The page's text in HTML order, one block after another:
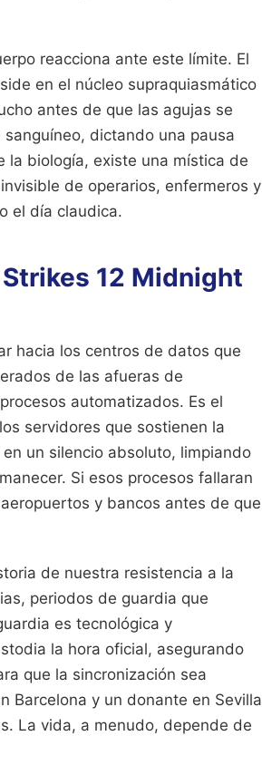
reacciona ante este límite. El
en el núcleo supraquiasmático
antes de que las agujas se
dictando una pausa
la biología, existe una mística de
de operarios, enfermeros y
el día claudica.
12 Midnight
hacia los centros de datos que
de las afueras de
automatizados. Es el
servidores que sostienen la
un silencio absoluto, limpiando
Si esos procesos fallaran
y bancos antes de que
de nuestra resistencia a la
periodos de guardia que
es tecnológica y
la hora oficial, asegurando
que la sincronización sea
Barcelona y un donante en Sevilla
La vida, a menudo, depende de